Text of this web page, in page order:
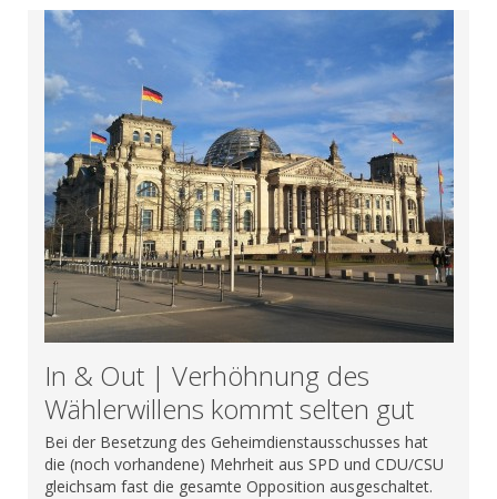
In & Out | Verhöhnung des
Wählerwillens kommt selten gut
Bei der Besetzung des Geheimdienstausschusses hat
die (noch vorhandene) Mehrheit aus SPD und CDU/CSU
gleichsam fast die gesamte Opposition ausgeschaltet.